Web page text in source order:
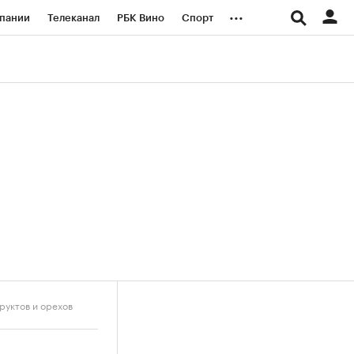
Телеканал РБК Вино Спорт ...
и орехов